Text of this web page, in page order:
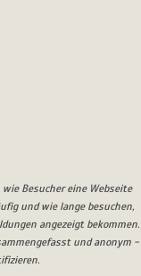
Besucher eine Webseite
und wie lange besuchen,
angezeigt bekommen.
und anonym -